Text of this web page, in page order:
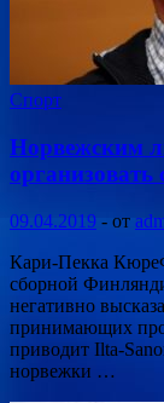
Спорт
Норвежским
организовать
09.04.2019 - от
Кари-Пекка
сборной
негативно
принимающих
приводит Ilta-
норвежки …